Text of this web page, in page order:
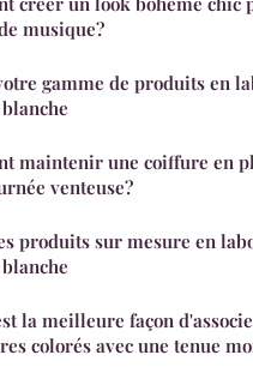
musique?
gamme de produits en
maintenir une coiffure en
venteuse?
produits sur mesure en
la meilleure façon
colorés avec une tenue